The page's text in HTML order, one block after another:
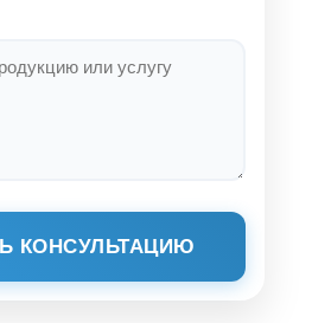
КОНСУЛЬТАЦИЮ